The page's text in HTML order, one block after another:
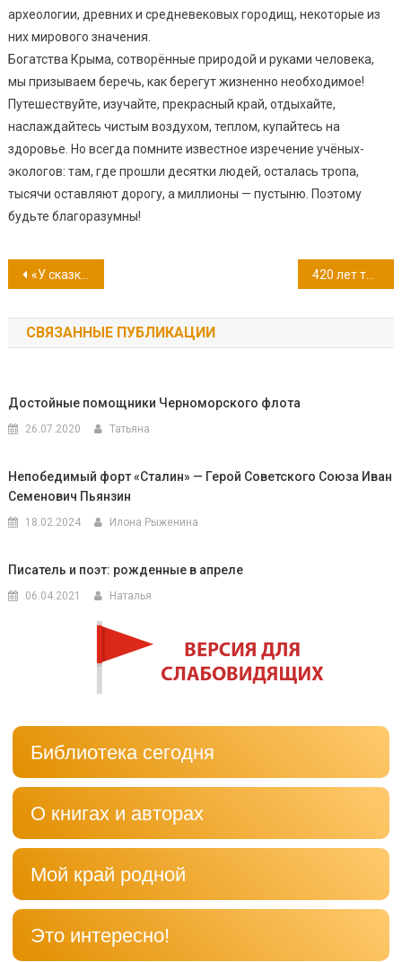
археологии, древних и средневековых городищ, некоторые из
них мирового значения.
Богатства Крыма, сотворённые природой и руками человека,
мы призываем беречь, как берегут жизненно необходимое!
Путешествуйте, изучайте, прекрасный край, отдыхайте,
наслаждайтесь чистым воздухом, теплом, купайтесь на
здоровье. Но всегда помните известное изречение учёных-
экологов: там, где прошли десятки людей, осталась тропа,
тысячи оставляют дорогу, а миллионы — пустыню. Поэтому
будьте благоразумны!
Навигация
по
записям
«У сказки можно поучиться…» 190 лет «Сказке о Царе Салтане, о сыне его славном и могучем богатыре князе Гвидоне Салтановиче и прекрасной царевне Лебеди» 420 лет трагедии Уильяма Шекспира «Гамлет, принц датский»
СВЯЗАННЫЕ ПУБЛИКАЦИИ
Достойные помощники Черноморского флота
26.07.2020 Татьяна
Непобедимый форт «Сталин» — Герой Советского Союза Иван
Семенович Пьянзин
18.02.2024 Илона Рыженина
Писатель и поэт: рожденные в апреле
06.04.2021 Наталья
Библиотека сегодня
О книгах и авторах
Мой край родной
Это интересно!